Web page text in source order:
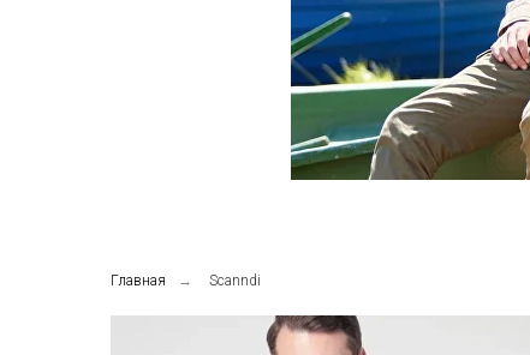
Главная → Scanndi